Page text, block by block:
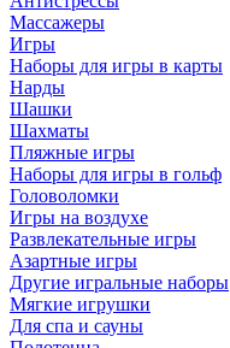
Массажеры
Игры
Наборы для игры в карты
Нарды
Шашки
Шахматы
Пляжные игры
Наборы для игры в гольф
Головоломки
Игры на воздухе
Развлекательные игры
Азартные игры
Другие игральные наборы
Мягкие игрушки
Для спа и сауны